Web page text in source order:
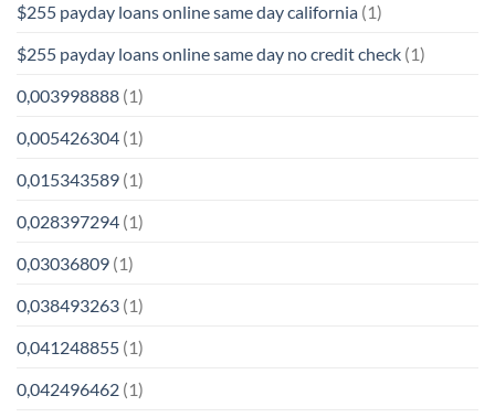
$255 payday loans online same day california (1)
$255 payday loans online same day no credit check (1)
0,003998888 (1)
0,005426304 (1)
0,015343589 (1)
0,028397294 (1)
0,03036809 (1)
0,038493263 (1)
0,041248855 (1)
0,042496462 (1)